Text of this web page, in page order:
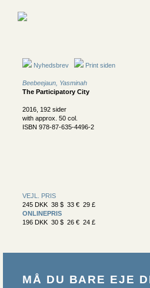
Nyhedsbrev Print siden
Beebeejaun, Yasminah
The Participatory City
2016, 192 sider
with approx. 50 col.
ISBN 978-87-635-4496-2
VEJL. PRIS
245 DKK 38 $ 33 € 29 £
ONLINEPRIS
196 DKK 30 $ 26 € 24 £
MÅ DU BARE EJE